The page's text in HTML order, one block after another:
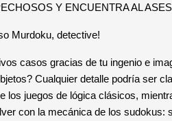
Y ENCUENTRA AL
Murdoku, detective!
casos gracias de tu ingenio e
Cualquier detalle podría ser
los juegos de lógica clásicos,
con la mecánica de los sudokus: